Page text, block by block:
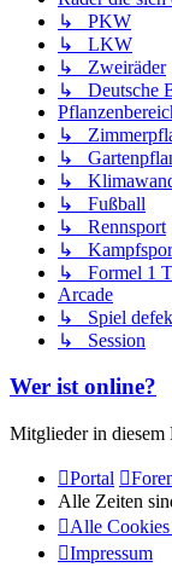
↳ PKW
↳ LKW
↳ Zweiräder
↳ Deutsche
↳
↳
↳
↳ Fußball
↳ Rennsport
↳
↳ Formel 1
Arcade
↳ Spiel
↳ Session
Wer ist online?
Mitglieder in diesem
Portal
Alle Zeiten
Alle Cookies
Impressum